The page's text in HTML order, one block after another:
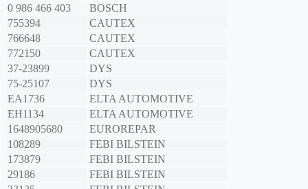
0 986 466 403
BOSCH
755394
CAUTEX
766648
CAUTEX
772150
CAUTEX
37-23899
DYS
75-25107
DYS
EA1736
ELTA AUTOMOTIVE
EH1134
ELTA AUTOMOTIVE
1648905680
EUROREPAR
108289
FEBI BILSTEIN
173879
FEBI BILSTEIN
29186
FEBI BILSTEIN